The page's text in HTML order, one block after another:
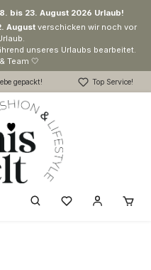
bis 23. August 2026 Urlaub!
August verschicken wir noch vor
unseres Urlaubs bearbeitet.
Team 🤍
gepackt! Top Service!
Du hast 0